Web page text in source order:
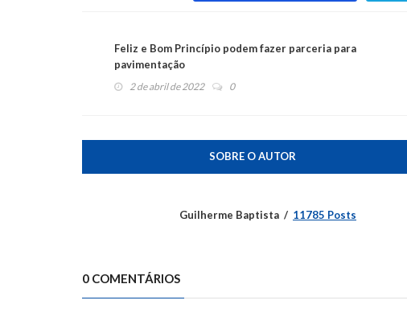
Feliz e Bom Princípio podem fazer parceria para
pavimentação
2 de abril de 2022 0
SOBRE O AUTOR
Guilherme Baptista 11785 Posts
0 COMENTÁRIOS